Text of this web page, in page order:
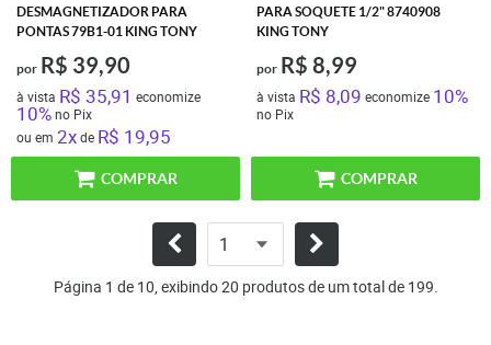
DESMAGNETIZADOR PARA
PONTAS 79B1-01 KING TONY
por R$ 39,90
à vista R$ 35,91 economize
10%no Pix
ou em 2xde R$ 19,95
COMPRAR
PARA SOQUETE 1/2" 8740908
KING TONY
por R$ 8,99
à vista R$ 8,09 economize 10%
no Pix
COMPRAR
Página 1 de 10, exibindo 20 produtos de um total de 199.